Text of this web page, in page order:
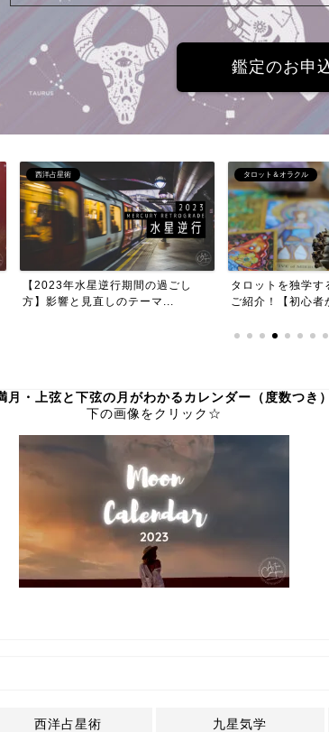
鑑定のお申
タロット＆オラクル
タロットを独学するのに役立つ本を
ご紹介！【初心者から上級...
西洋占星術
ノード軸（ドラゴ
ンテイル）とは？
月・上弦と下弦の月がわかるカレンダー（度数つき）
下の画像をクリック☆
西洋占星術 九星気学